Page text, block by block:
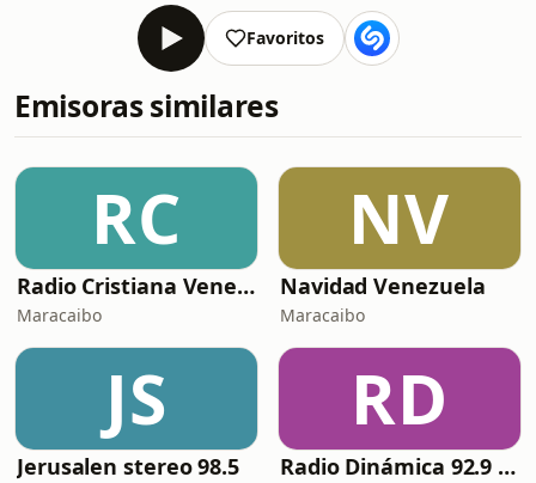
Favoritos
Emisoras similares
RC
Radio Cristiana Venezuela
Maracaibo
NV
Navidad Venezuela
Maracaibo
JS
Jerusalen stereo 98.5
RD
Radio Dinámica 92.9 FM